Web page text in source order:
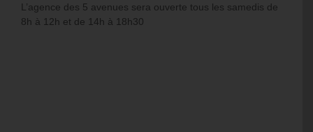
L’agence des 5 avenues sera ouverte tous les samedis de
8h à 12h et de 14h à 18h30